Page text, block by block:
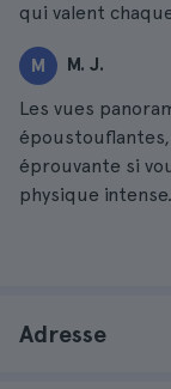
qui valent
M M. J.
Les vues
éprouvante si
physique intense.
Adresse